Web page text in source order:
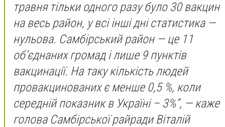
травня тільки одного разу було 30 вакцин
на весь район, у всі інші дні статистика —
нульова. Самбірський район — це 11
об’єднаних громад і лише 9 пунктів
вакцинації. На таку кількість людей
провакцинованих є менше 0,5 %, коли
середній показник в Україні – 3%”, — каже
голова Самбірської райради Віталій